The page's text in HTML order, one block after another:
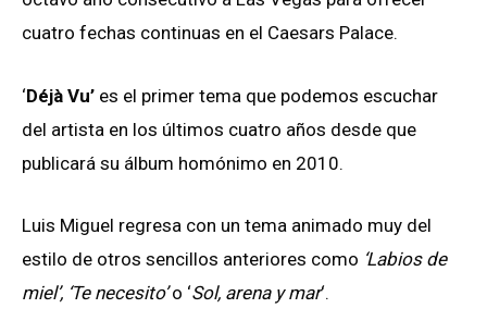
cuatro fechas continuas en el Caesars Palace.
‘Déjà Vu’ es el primer tema que podemos escuchar
del artista en los últimos cuatro años desde que
publicará su álbum homónimo en 2010.
Luis Miguel regresa con un tema animado muy del
estilo de otros sencillos anteriores como ‘Labios de
miel’, ‘Te necesito’o ‘Sol, arena y mar‘.